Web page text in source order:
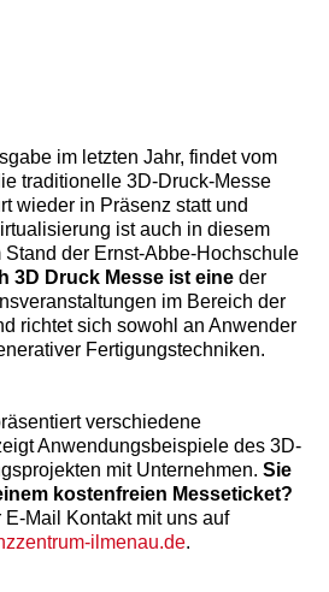
im letzten Jahr, findet vom
traditionelle 3D-Druck-Messe
wieder in Präsenz statt und
ist auch in diesem
der Ernst-Abbe-Hochschule
3D Druck Messe ist eine der
im Bereich der
richtet sich sowohl an Anwender
Fertigungstechniken.
verschiedene
Anwendungsbeispiele des 3D-
mit Unternehmen. Sie
kostenfreien Messeticket?
Mail Kontakt mit uns auf
ilmenau.de.